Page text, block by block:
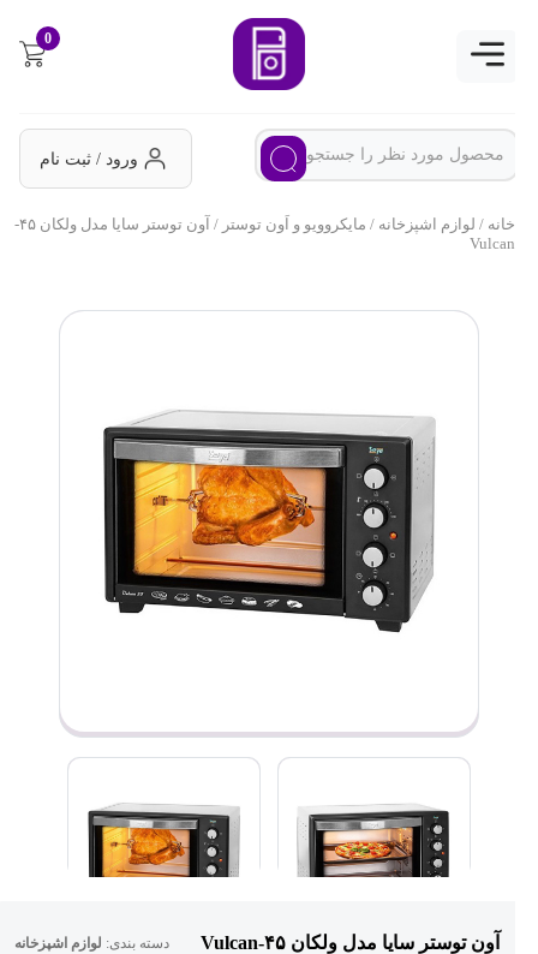
ورود / ثبت نام
خانه/لوازم اشپزخانه/مایکروویو و اَون توستر
/ آون توستر سایا مدل ولکان ۴۵-
Vulcan
آون توستر سایا مدل ولکان ۴۵-Vulcan دسته بندی:لوازم اشپزخانه